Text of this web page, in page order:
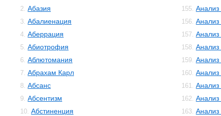
2. Абазия
3. Абалиенация
4. Аберрация
5. Абиотрофия
6. Аблютомания
7. Абрахам Карл
8. Абсанс
9. Абсентизм
10. Абстиненция
155. Анализ
156. Анализ
157. Анализ
158. Анализ
159. Анализ
160. Анализ
161.
162. Анализ
163. Анализ